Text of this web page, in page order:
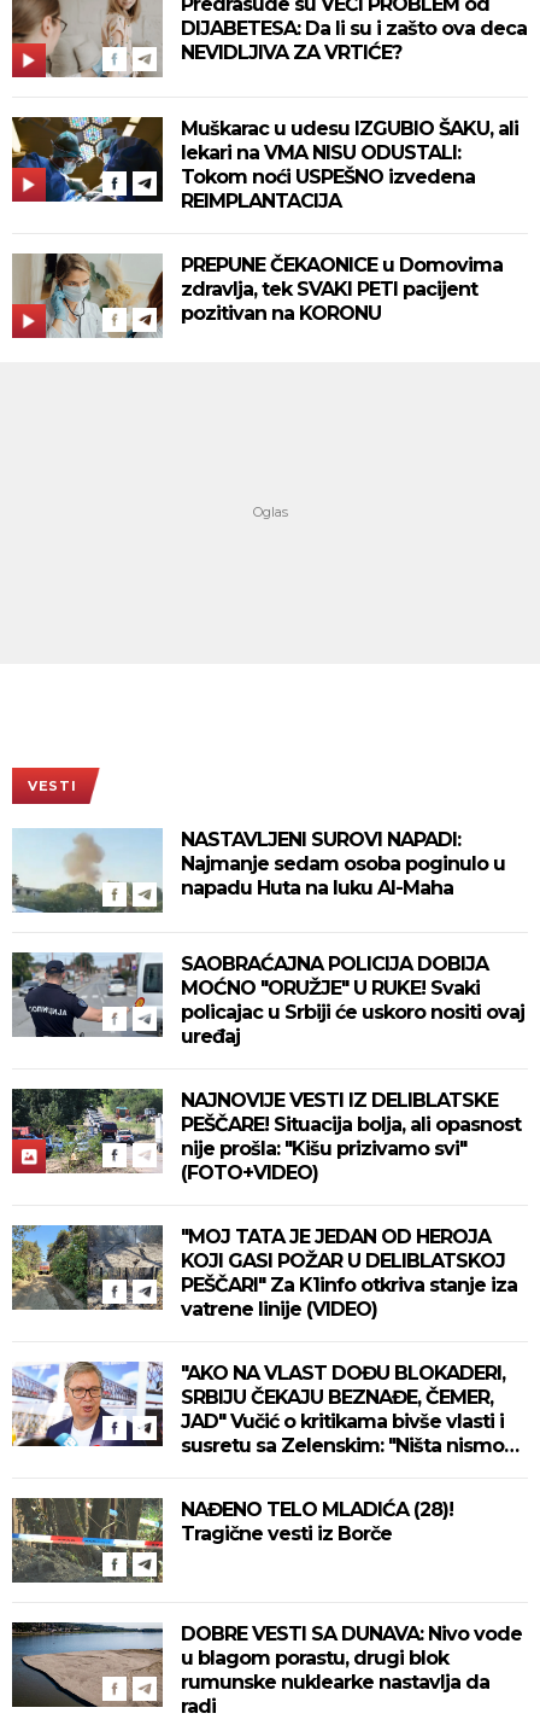
DIJABETESA: Da li su i zašto ova deca
NEVIDLJIVA ZA VRTIĆE?
Muškarac u udesu IZGUBIO ŠAKU, ali
lekari na VMA NISU ODUSTALI:
Tokom noći USPEŠNO izvedena
REIMPLANTACIJA
PREPUNE ČEKAONICE u Domovima
zdravlja, tek SVAKI PETI pacijent
pozitivan na KORONU
VESTI
NASTAVLJENI SUROVI NAPADI:
Najmanje sedam osoba poginulo u
napadu Huta na luku Al-Maha
SAOBRAĆAJNA POLICIJA DOBIJA
MOĆNO "ORUŽJE" U RUKE! Svaki
policajac u Srbiji će uskoro nositi ovaj
uređaj
NAJNOVIJE VESTI IZ DELIBLATSKE
PEŠČARE! Situacija bolja, ali opasnost
nije prošla: "Kišu prizivamo svi"
(FOTO+VIDEO)
"MOJ TATA JE JEDAN OD HEROJA
KOJI GASI POŽAR U DELIBLATSKOJ
PEŠČARI" Za K1info otkriva stanje iza
vatrene linije (VIDEO)
"AKO NA VLAST DOĐU BLOKADERI,
SRBIJU ČEKAJU BEZNAĐE, ČEMER,
JAD" Vučić o kritikama bivše vlasti i
susretu sa Zelenskim: "Ništa nismo
NAĐENO TELO MLADIĆA (28)!
Tragične vesti iz Borče
DOBRE VESTI SA DUNAVA: Nivo vode
u blagom porastu, drugi blok
rumunske nuklearke nastavlja da
radi